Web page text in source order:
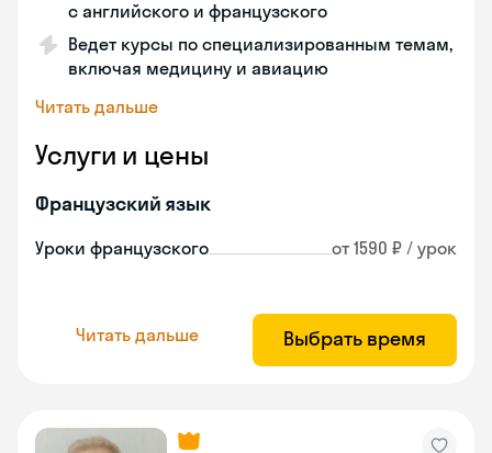
с английского и французского
Ведет курсы по специализированным темам,
включая медицину и авиацию
Читать дальше
Услуги и цены
Французский язык
Уроки французского от 1590 ₽ / урок
Читать дальше Выбрать время